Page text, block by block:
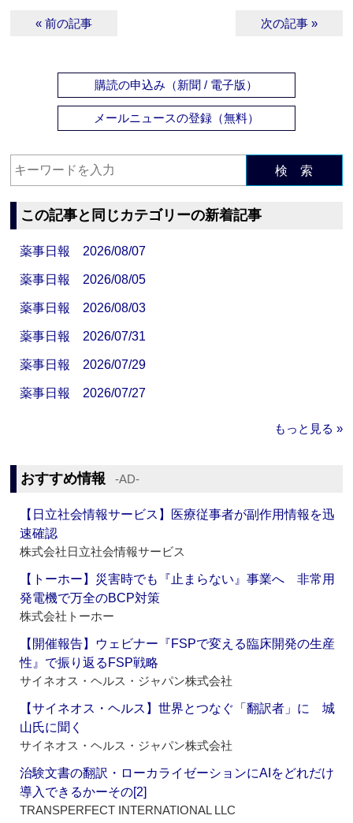
« 前の記事 次の記事 »
購読の申込み（新聞 / 電子版）
メールニュースの登録（無料）
検 索
この記事と同じカテゴリーの新着記事
薬事日報 2026/08/07
薬事日報 2026/08/05
薬事日報 2026/08/03
薬事日報 2026/07/31
薬事日報 2026/07/29
薬事日報 2026/07/27
もっと見る »
おすすめ情報 ‐AD‐
【日立社会情報サービス】医療従事者が副作用情報を迅
速確認
株式会社日立社会情報サービス
【トーホー】災害時でも『止まらない』事業へ 非常用
発電機で万全のBCP対策
株式会社トーホー
【開催報告】ウェビナー『FSPで変える臨床開発の生産
性』で振り返るFSP戦略
サイネオス・ヘルス・ジャパン株式会社
【サイネオス・ヘルス】世界とつなぐ「翻訳者」に 城
山氏に聞く
サイネオス・ヘルス・ジャパン株式会社
治験文書の翻訳・ローカライゼーションにAIをどれだけ
導入できるかーその[2]
TRANSPERFECT INTERNATIONAL LLC